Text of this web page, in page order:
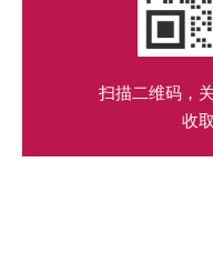
扫描二维码，
收